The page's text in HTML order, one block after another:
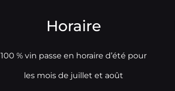
Horaire
100 % vin passe en horaire d’été pour
les mois de juillet et août